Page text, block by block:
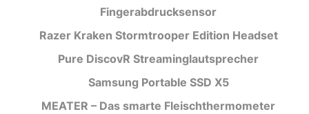
Fingerabdrucksensor
Razer Kraken Stormtrooper Edition Headset
Pure DiscovR Streaminglautsprecher
Samsung Portable SSD X5
MEATER – Das smarte Fleischthermometer